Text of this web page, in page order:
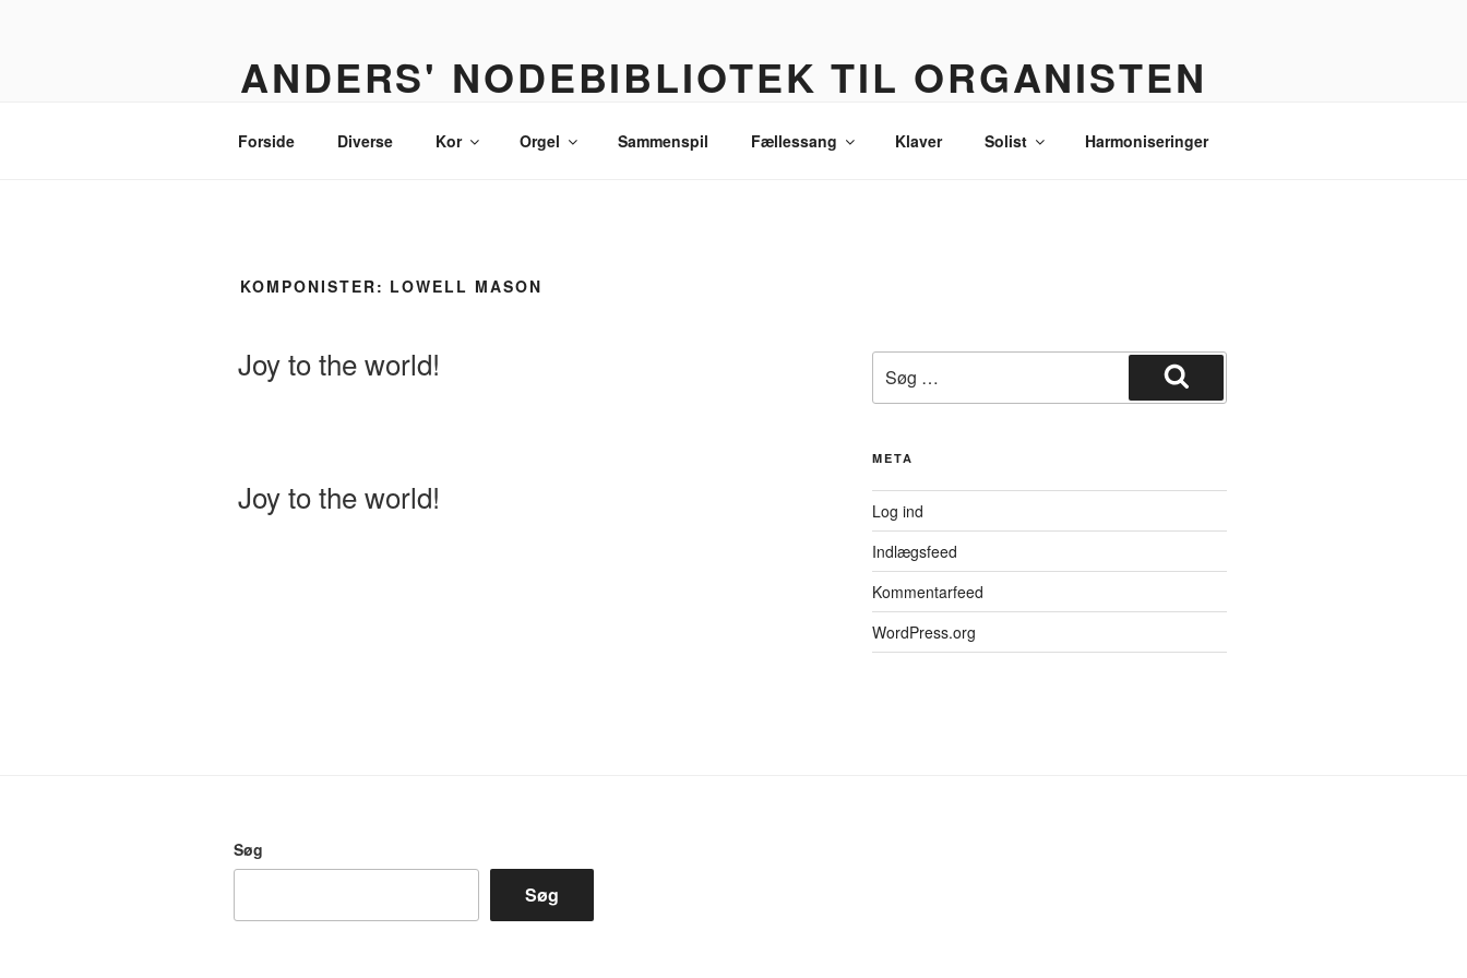
ANDERS' NODEBIBLIOTEK TIL ORGANISTEN
Forside Diverse Kor Orgel Sammenspil Fællessang Klaver Solist Harmoniseringer
KOMPONISTER: LOWELL MASON
Joy to the world!
Joy to the world!
efter:
Søg
META
Log ind
Indlægsfeed
Kommentarfeed
WordPress.org
Søg
Søg